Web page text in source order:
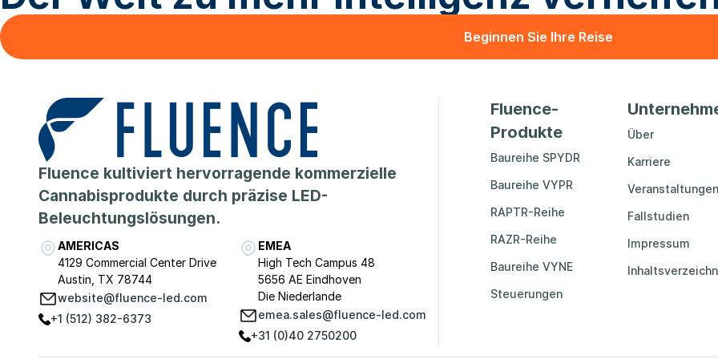
Beginnen Sie Ihre Reise
Fluence kultiviert hervorragende kommerzielle
Cannabisprodukte durch präzise LED-
Beleuchtungslösungen.
AMERICAS
4129 Commercial Center Drive
Austin, TX 78744
website@fluence-led.com
+1 (512) 382-6373
EMEA
High Tech Campus 48
5656 AE Eindhoven
Die Niederlande
emea.sales@fluence-led.com
+31 (0)40 2750200
Fluence-
Produkte
Baureihe SPYDR
Baureihe VYPR
RAPTR-Reihe
RAZR-Reihe
Baureihe VYNE
Steuerungen
Über
Karriere
Fallstudien
Impressum